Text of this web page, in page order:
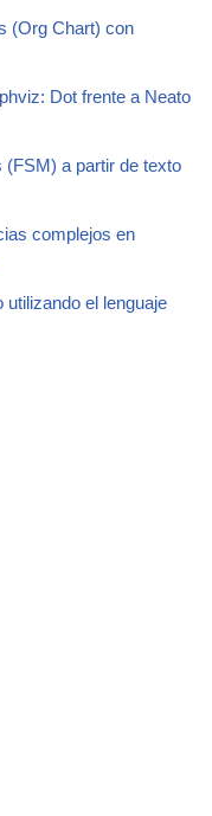
(Org Chart) con
Dot frente a Neato
(FSM) a partir de texto
complejos en
utilizando el lenguaje